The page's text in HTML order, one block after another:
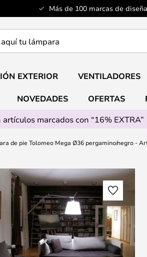
Más de 100 marcas de
EXTERIOR VENTILADORES
NOVEDADES OFERTAS
artículos marcados con “16% EXTRA”
de pie Tolomeo Mega Ø36 pergamino/negro -